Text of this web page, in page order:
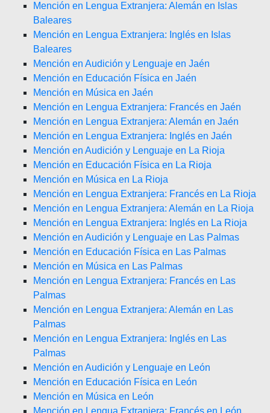
Mención en Lengua Extranjera: Alemán en Islas
Baleares
Mención en Lengua Extranjera: Inglés en Islas
Baleares
Mención en Audición y Lenguaje en Jaén
Mención en Educación Física en Jaén
Mención en Música en Jaén
Mención en Lengua Extranjera: Francés en Jaén
Mención en Lengua Extranjera: Alemán en Jaén
Mención en Lengua Extranjera: Inglés en Jaén
Mención en Audición y Lenguaje en La Rioja
Mención en Educación Física en La Rioja
Mención en Música en La Rioja
Mención en Lengua Extranjera: Francés en La Rioja
Mención en Lengua Extranjera: Alemán en La Rioja
Mención en Lengua Extranjera: Inglés en La Rioja
Mención en Audición y Lenguaje en Las Palmas
Mención en Educación Física en Las Palmas
Mención en Música en Las Palmas
Mención en Lengua Extranjera: Francés en Las
Palmas
Mención en Lengua Extranjera: Alemán en Las
Palmas
Mención en Lengua Extranjera: Inglés en Las
Palmas
Mención en Audición y Lenguaje en León
Mención en Educación Física en León
Mención en Música en León
Mención en Lengua Extranjera: Francés en León